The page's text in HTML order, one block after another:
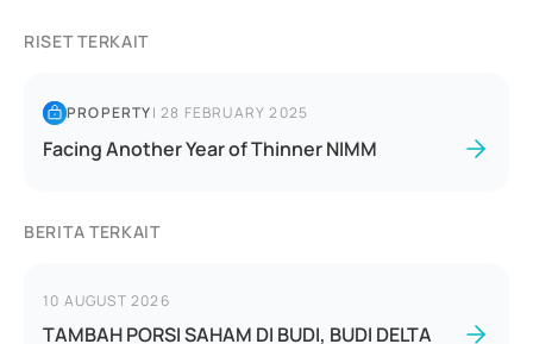
RISET TERKAIT
PROPERTY|28 FEBRUARY 2025
Facing Another Year of Thinner NIMM
BERITA TERKAIT
10 AUGUST 2026
TAMBAH PORSI SAHAM DI BUDI, BUDI DELTA